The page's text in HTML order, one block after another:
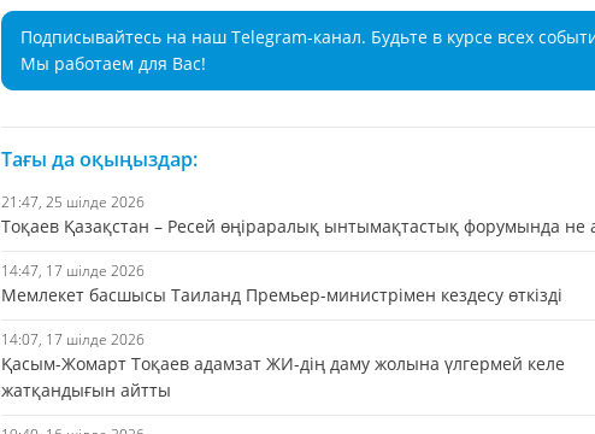
Подписывайтесь на наш Telegram-канал. Будьте в курсе всех
Мы работаем для Вас!
Тағы да оқыңыздар:
21:47, 25 шілде 2026
Тоқаев Қазақстан – Ресей өңіраралық ынтымақтастық форумында не
14:47, 17 шілде 2026
Мемлекет басшысы Таиланд Премьер-министрімен кездесу өткізді
14:07, 17 шілде 2026
Қасым-Жомарт Тоқаев адамзат ЖИ-дің даму жолына үлгермей келе
жатқандығын айтты